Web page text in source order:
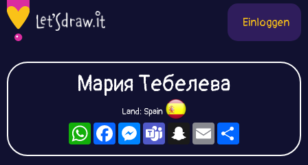
Einloggen
Мария Тебелева
Land: Spain
WhatsAppFacebookMessengerTeamsSnapchat
Email